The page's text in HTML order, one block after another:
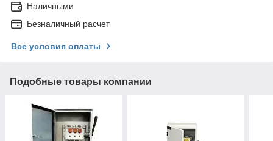
Наличными
Безналичный расчет
Все условия оплаты
Подобные товары компании